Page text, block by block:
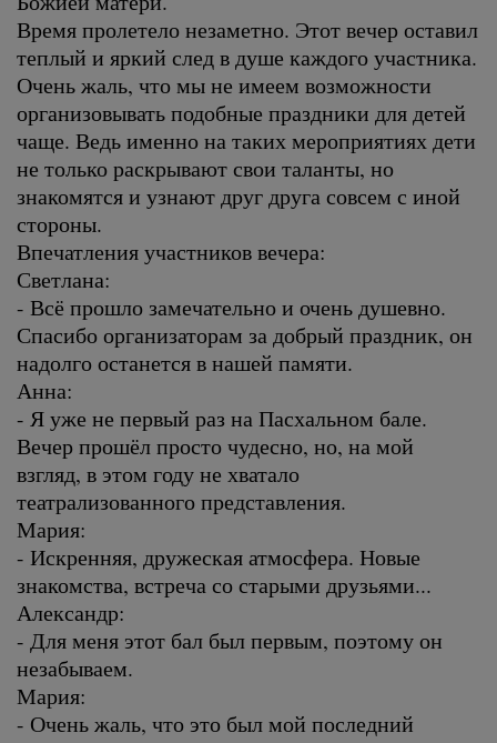
Время пролетело незаметно. Этот вечер оставил
теплый и яркий след в душе каждого участника.
Очень жаль, что мы не имеем возможности
организовывать подобные праздники для детей
чаще. Ведь именно на таких мероприятиях дети
не только раскрывают свои таланты, но
знакомятся и узнают друг друга совсем с иной
стороны.
Впечатления участников вечера:
Светлана:
- Всё прошло замечательно и очень душевно.
Спасибо организаторам за добрый праздник, он
надолго останется в нашей памяти.
Анна:
- Я уже не первый раз на Пасхальном бале.
Вечер прошёл просто чудесно, но, на мой
взгляд, в этом году не хватало
театрализованного представления.
Мария:
- Искренняя, дружеская атмосфера. Новые
знакомства, встреча со старыми друзьями...
Александр:
- Для меня этот бал был первым, поэтому он
незабываем.
Мария:
- Очень жаль, что это был мой последний